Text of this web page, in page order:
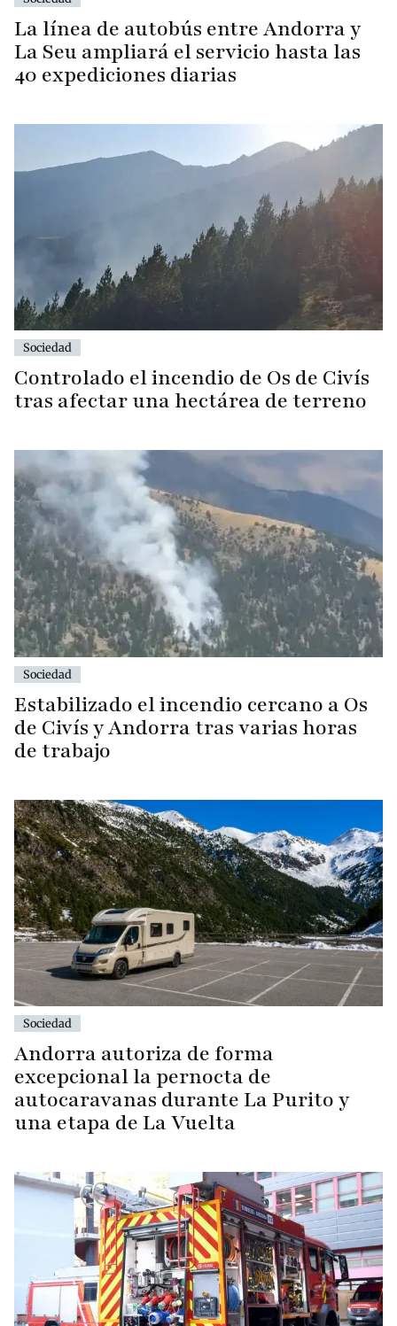
La línea de autobús entre Andorra y
La Seu ampliará el servicio hasta las
40 expediciones diarias
Sociedad
Controlado el incendio de Os de Civís
tras afectar una hectárea de terreno
Sociedad
Estabilizado el incendio cercano a Os
de Civís y Andorra tras varias horas
de trabajo
Sociedad
Andorra autoriza de forma
excepcional la pernocta de
autocaravanas durante La Purito y
una etapa de La Vuelta